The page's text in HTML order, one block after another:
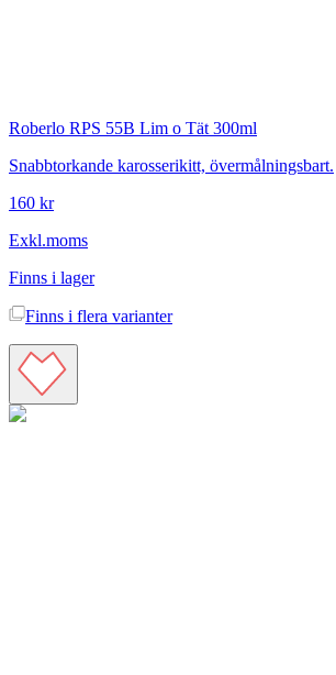
Roberlo RPS 55B Lim o Tät 300ml
Snabbtorkande karosserikitt, övermålningsbart.
160 kr
Exkl.moms
Finns i lager
Finns i flera varianter